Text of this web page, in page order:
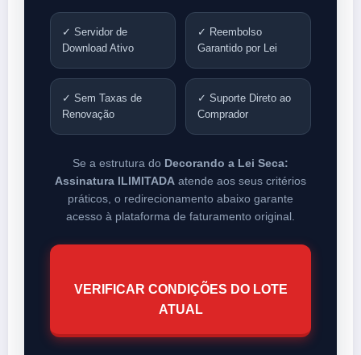
✓ Servidor de
Download Ativo
✓ Reembolso
Garantido por Lei
✓ Sem Taxas de
Renovação
✓ Suporte Direto ao
Comprador
Se a estrutura do Decorando a Lei Seca:
Assinatura ILIMITADA atende aos seus critérios
práticos, o redirecionamento abaixo garante
acesso à plataforma de faturamento original.
VERIFICAR CONDIÇÕES DO LOTE
ATUAL